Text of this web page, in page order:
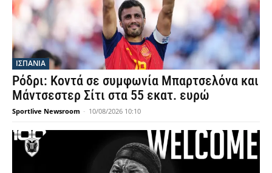
ΙΣΠΑΝΙΑ
Ρόδρι: Κοντά σε συμφωνία Μπαρτσελόνα και
Μάντσεστερ Σίτι στα 55 εκατ. ευρώ
Sportlive Newsroom - 10/08/2026 10:10